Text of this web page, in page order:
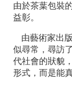
由於茶葉包裝
益彰。
由藝術家出
似尋常，尋訪
代社會的狀貌
形式，而是能